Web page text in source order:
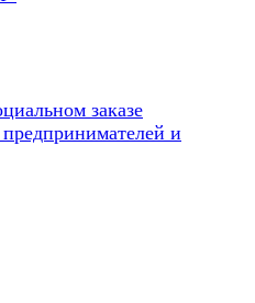
заказе
и